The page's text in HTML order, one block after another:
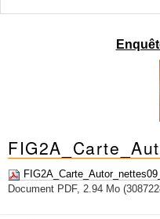
Document PDF, 2.94 Mo